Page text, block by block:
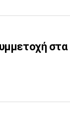
στα